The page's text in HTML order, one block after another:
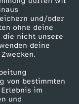
und/oder
ohne deine
nicht unsere
deine
von bestimmten
im
und
ZDF